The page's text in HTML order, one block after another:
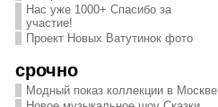
Нас уже 1000+ Спасибо за
участие!
Проект Новых Ватутинок фото
срочно
Модный показ коллекции в Москве